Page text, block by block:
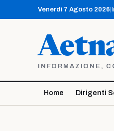
contenuto
Venerdì 7 Agosto 2026
INFORMAZIONE,
Home Dirigenti